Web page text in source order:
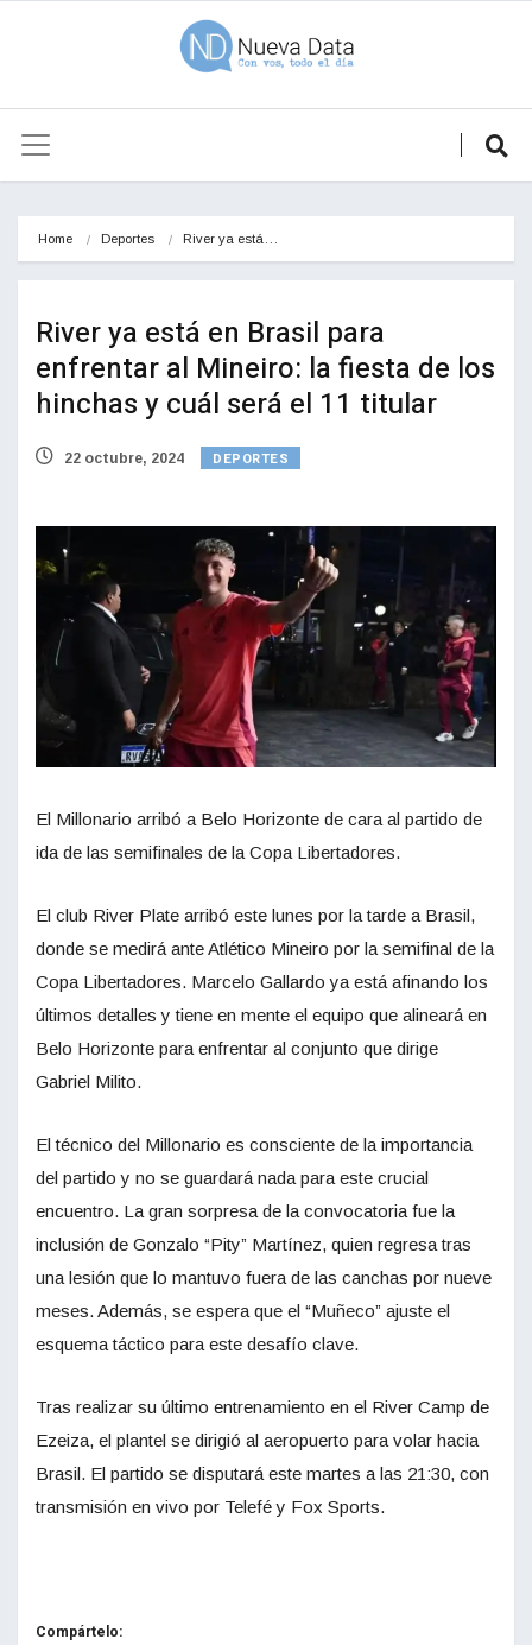
Home Deportes River ya está…
River ya está en Brasil para
enfrentar al Mineiro: la fiesta de los
hinchas y cuál será el 11 titular
22 octubre, 2024 DEPORTES
El Millonario arribó a Belo Horizonte de cara al partido de
ida de las semifinales de la Copa Libertadores.
El club River Plate arribó este lunes por la tarde a Brasil,
donde se medirá ante Atlético Mineiro por la semifinal de la
Copa Libertadores. Marcelo Gallardo ya está afinando los
últimos detalles y tiene en mente el equipo que alineará en
Belo Horizonte para enfrentar al conjunto que dirige
Gabriel Milito.
El técnico del Millonario es consciente de la importancia
del partido y no se guardará nada para este crucial
encuentro. La gran sorpresa de la convocatoria fue la
inclusión de Gonzalo “Pity” Martínez, quien regresa tras
una lesión que lo mantuvo fuera de las canchas por nueve
meses. Además, se espera que el “Muñeco” ajuste el
esquema táctico para este desafío clave.
Tras realizar su último entrenamiento en el River Camp de
Ezeiza, el plantel se dirigió al aeropuerto para volar hacia
Brasil. El partido se disputará este martes a las 21:30, con
transmisión en vivo por Telefé y Fox Sports.
Compártelo: